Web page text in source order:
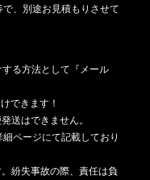
で、別途お見積もりさせて
る方法として『メール
できます！
送はできません。
ページにて記載しており
紛失事故の際、責任は負